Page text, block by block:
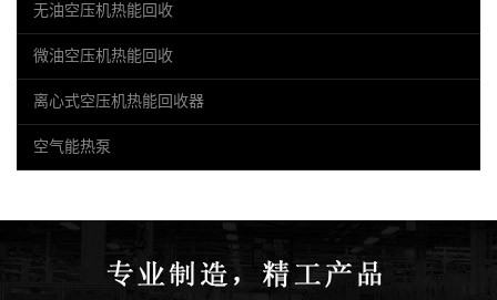
无油空压机热能回收
微油空压机热能回收
离心式空压机热能回收器
空气能热泵